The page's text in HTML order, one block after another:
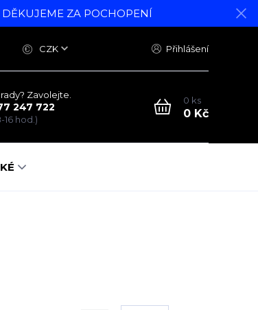
ZA POCHOPENÍ
CZK Přihlášení
Zavolejte.
247 722
16 hod.)
0 ks
0 Kč